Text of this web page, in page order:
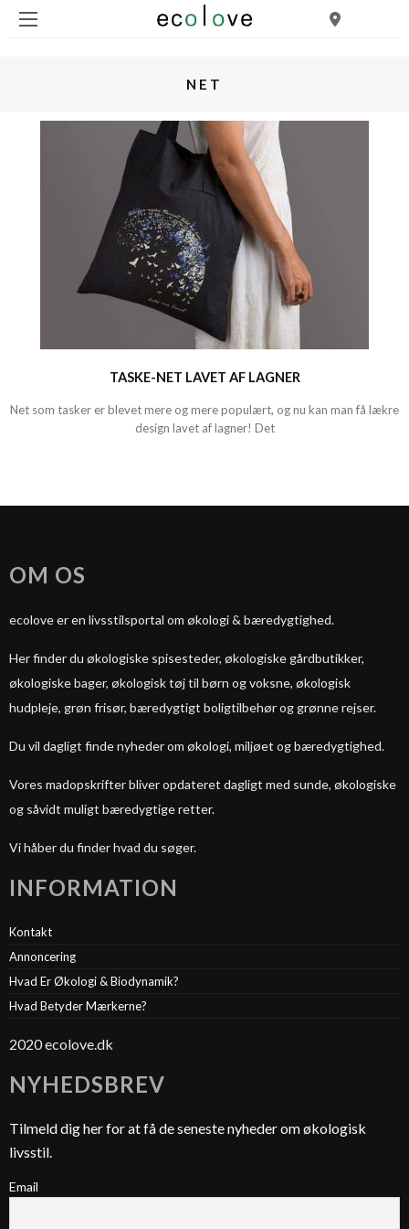
NET
TASKE-NET LAVET AF LAGNER
Net som tasker er blevet mere og mere populært, og nu kan man få lækre
design lavet af lagner! Det
OM OS
ecolove er en livsstilsportal om økologi & bæredygtighed.
Her finder du økologiske spisesteder, økologiske gårdbutikker,
økologiske bager, økologisk tøj til børn og voksne, økologisk
hudpleje, grøn frisør, bæredygtigt boligtilbehør og grønne rejser.
Du vil dagligt finde nyheder om økologi, miljøet og bæredygtighed.
Vores madopskrifter bliver opdateret dagligt med sunde, økologiske
og såvidt muligt bæredygtige retter.
Vi håber du finder hvad du søger.
INFORMATION
Kontakt
Annoncering
Hvad Er Økologi & Biodynamik?
Hvad Betyder Mærkerne?
2020 ecolove.dk
NYHEDSBREV
Tilmeld dig her for at få de seneste nyheder om økologisk
livsstil.
Email